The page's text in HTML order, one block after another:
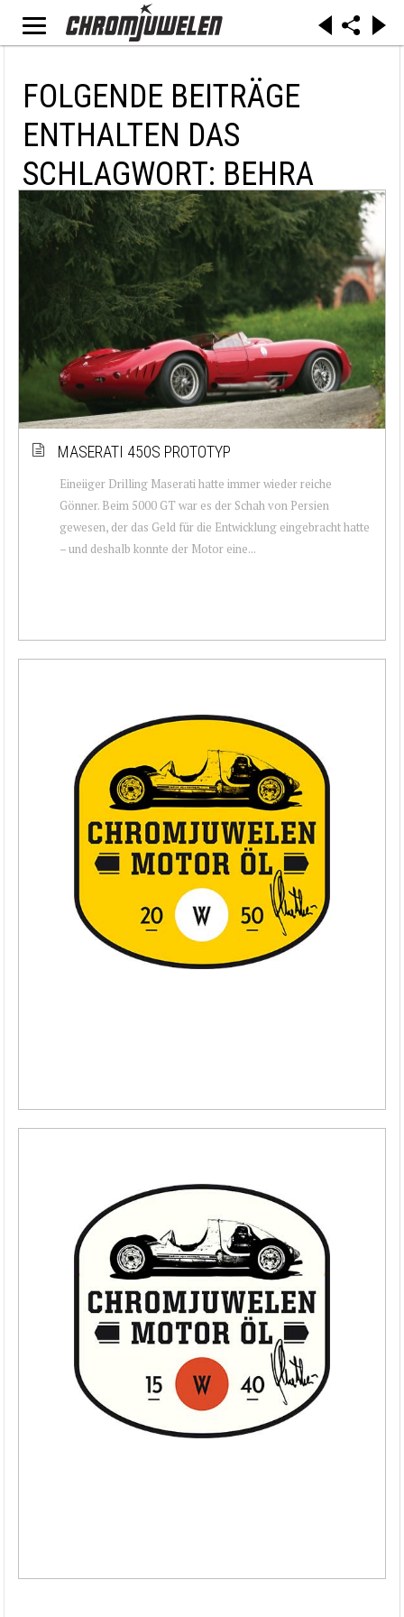
FOLGENDE BEITRÄGE
ENTHALTEN DAS
SCHLAGWORT: BEHRA
MASERATI 450S PROTOTYP
Eineiiger Drilling Maserati hatte immer wieder reiche
Gönner. Beim 5000 GT war es der Schah von Persien
gewesen, der das Geld für die Entwicklung eingebracht hatte
– und deshalb konnte der Motor eine...